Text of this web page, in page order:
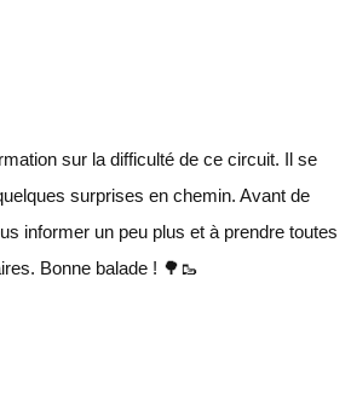
sur la difficulté de ce circuit. Il se
surprises en chemin. Avant de
informer un peu plus et à prendre toutes
Bonne balade ! 🌳🥾